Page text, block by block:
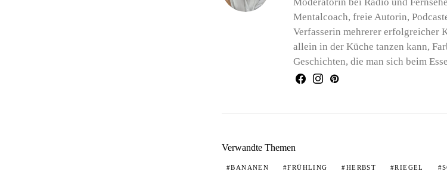
Moderatorin bei Radio und
Mentalcoach, freie Autorin,
Verfasserin mehrerer erfolgreicher
allein in der Küche tanzen kann,
Geschichten, die man sich beim
Verwandte Themen
BANANEN FRÜHLING HERBST RIEGEL